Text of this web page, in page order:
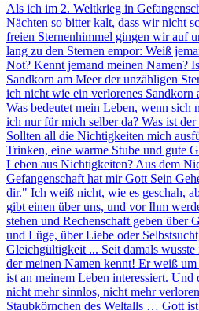
Als ich im 2. Weltkrieg in
Nächten so bitter kalt, dass wir nicht
freien Sternenhimmel gingen wir auf
lang zu den Sternen empor: Weiß
Not? Kennt jemand meinen Namen?
Sandkorn am Meer der unzähligen
ich nicht wie ein verlorenes Sandkorn
Was bedeutet mein Leben, wenn sich
ich nur für mich selber da? Was ist
Sollten all die Nichtigkeiten mich
Trinken, eine warme Stube und gute
Leben aus Nichtigkeiten? Aus dem
Gefangenschaft hat mir Gott Sein
dir." Ich weiß nicht, wie es geschah,
gibt einen über uns, und vor Ihm
stehen und Rechenschaft geben über
und Lüge, über Liebe oder
Gleichgültigkeit ... Seit damals
der meinen Namen kennt! Er weiß
ist an meinem Leben interessiert. Und
nicht mehr sinnlos, nicht mehr
Staubkörnchen des Weltalls … Gott